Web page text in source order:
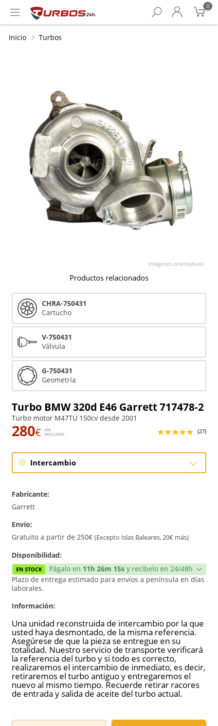
0
Inicio Turbos
Turbo BMW 320d E46 Garrett 717478-2
Turbo motor M47TU 150cv desde 2001
280€
IVA
INCLUIDO
(27)
Intercambio
Reconstrucción
Reforzado
Fabricante:
Garrett
Envío:
Gratuito a partir de 250€ (Excepto Islas Baleares, 20€ más)
Disponibilidad:
EN STOCK Págalo en 11h 26m 15s y recíbelo en 24/48h
Plazo de entrega estimado para envíos a península en días
laborales.
Información:
Una unidad reconstruida de intercambio por la que
usted haya desmontado, de la misma referencia.
Asegúrese de que la pieza se entregue en su
totalidad. Nuestro servicio de transporte verificará
la referencia del turbo y si todo es correcto,
realizaremos el intercambio de inmediato, es decir,
retiraremos el turbo antiguo y entregaremos el
nuevo al mismo tiempo. Recuerde retirar racores
de entrada y salida de aceite del turbo actual.
Imágenes orientativas
Productos relacionados
CHRA-750431
Cartucho
V-750431
Válvula
G-750431
Geometría